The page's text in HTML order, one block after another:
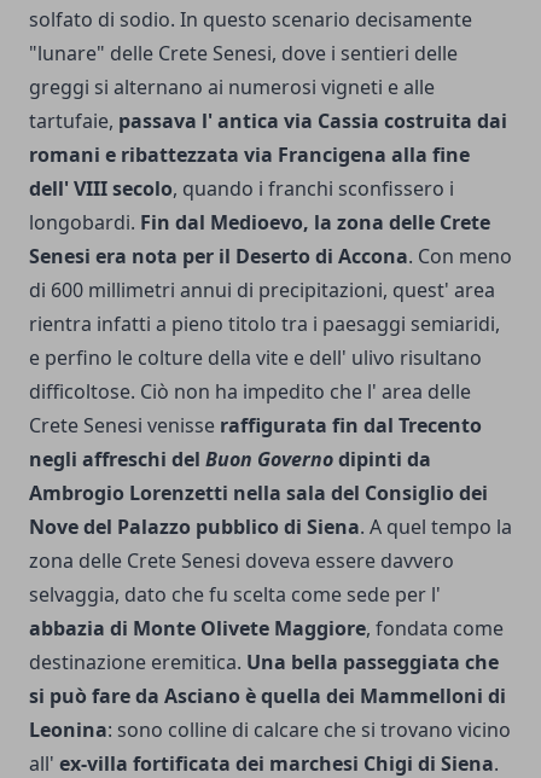
solfato di so­dio. In questo scenario decisamente
"lunare" delle Crete Senesi, dove i sentie­ri delle
greggi si alternano ai numerosi vi­gneti e alle
tartufaie, passava l' antica via Cas­sia costruita dai
romani e ribattezzata via Francigena alla fine
dell' VIII secolo, quando i franchi sconfissero i
longobardi. Fin dal Medioevo, la zona delle Crete
Senesi era nota per il De­serto di Accona. Con meno
di 600 millime­tri annui di precipitazioni, quest' area
rien­tra infatti a pieno titolo tra i paesaggi semia­ridi,
e perfino le colture della vite e dell' uli­vo risultano
difficoltose. Ciò non ha impe­dito che l' area delle
Crete Senesi venisse raffigurata fin dal Trecento
negli affreschi del Buon Gover­nodipinti da
Ambrogio Lorenzetti nella sa­la del Consiglio dei
Nove del Palazzo pubblico di Siena. A quel tempo la
zona delle Crete Senesi doveva essere davvero
selvaggia, dato che fu scelta come se­de per l'
abbazia di Monte Olivete Maggio­re, fondata come
destinazione eremitica. Una bella passeggiata che
si può fare da Ascia­no è quella dei Mammelloni di
Leonina: so­no colline di calcare che si trovano vicino
all' ex-villa fortificata dei marchesi Chigi di Siena.